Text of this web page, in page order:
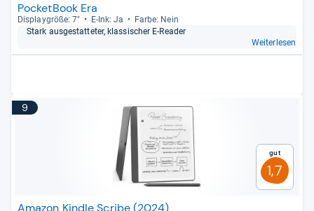
PocketBook Era
Dis­play­größe: 7" E-​Ink: Ja
Farbe: Nein
Stark aus­ge­stat­te­ter, klas­si­scher E-​Rea­der
Weiterlesen
9
Gut
1,7
Amazon Kindle Scribe (2024)